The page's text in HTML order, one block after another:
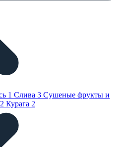
1 Слива 3 Сушеные фрукты и
2 Курага 2